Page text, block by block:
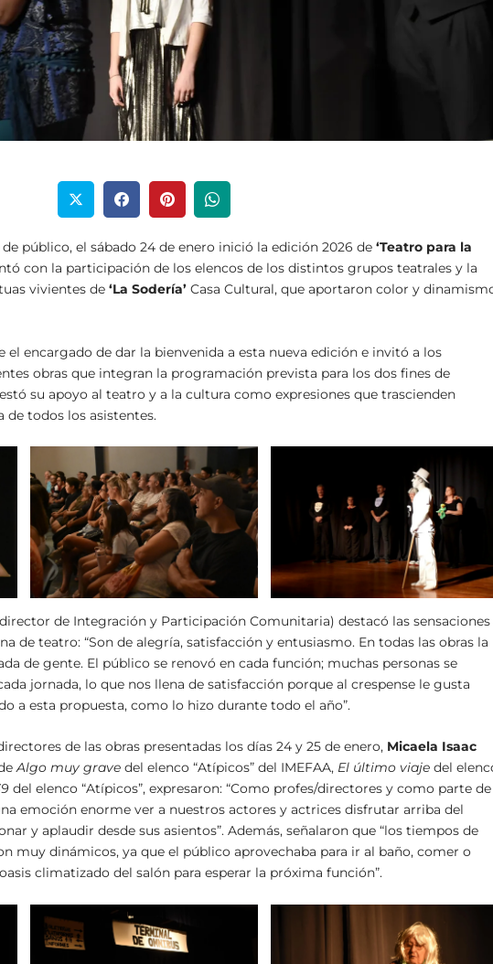
público, el sábado 24 de enero inició la edición 2026 de‘Teatro para la
con la participación de los elencos de los distintos grupos teatrales y la
vivientes de‘La Sodería’ Casa Cultural, que aportaron color y
el encargado de dar la bienvenida a esta nueva edición e invitó a los
obras que integran la programación prevista para los dos fines de
su apoyo al teatro y a la cultura como expresiones que trascienden
de todos los asistentes.
de Integración y Participación Comunitaria) destacó las sensaciones
de teatro: “Son de alegría, satisfacción y entusiasmo. En todas las obras la
de gente. El público se renovó en cada función; muchas personas se
jornada, lo que nos llena de satisfacción porque al crespense le gusta
a esta propuesta, como lo hizo durante todo el año”.
de las obras presentadas los días 24 y 25 de enero, Micaela Isaac
Algo muy grave del elenco “Atípicos” del IMEFAA, El último viaje del
del elenco “Atípicos”, expresaron: “Como profes/directores y como parte de
emoción enorme ver a nuestros actores y actrices disfrutar arriba del
y aplaudir desde sus asientos”. Además, señalaron que “los tiempos de
muy dinámicos, ya que el público aprovechaba para ir al baño, comer o
climatizado del salón para esperar la próxima función”.